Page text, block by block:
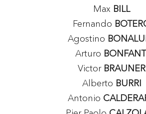
Max BILL
Fernando
Agostino
Arturo
Victor BRAUNER
Alberto BURRI
Antonio